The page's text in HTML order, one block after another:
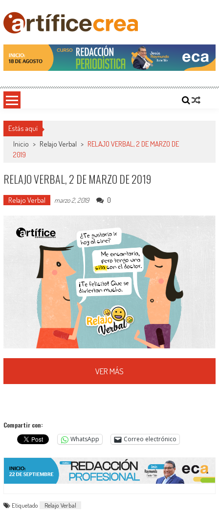
contenido
Artificecrea
Blog de Artífice Comunicadores, elaboramos contenidos periodísticos y editoriales en
diversos formatos, capacitamos en temas de comunicación y educación.
Estás aquí
Inicio > Relajo Verbal > RELAJO VERBAL, 2 DE MARZO DE
2019
RELAJO VERBAL, 2 DE MARZO DE 2019
Relajo Verbal marzo 2, 2019 0
VER MÁS
Compartir con:
WhatsApp
Correo electrónico
Etiquetado Relajo Verbal